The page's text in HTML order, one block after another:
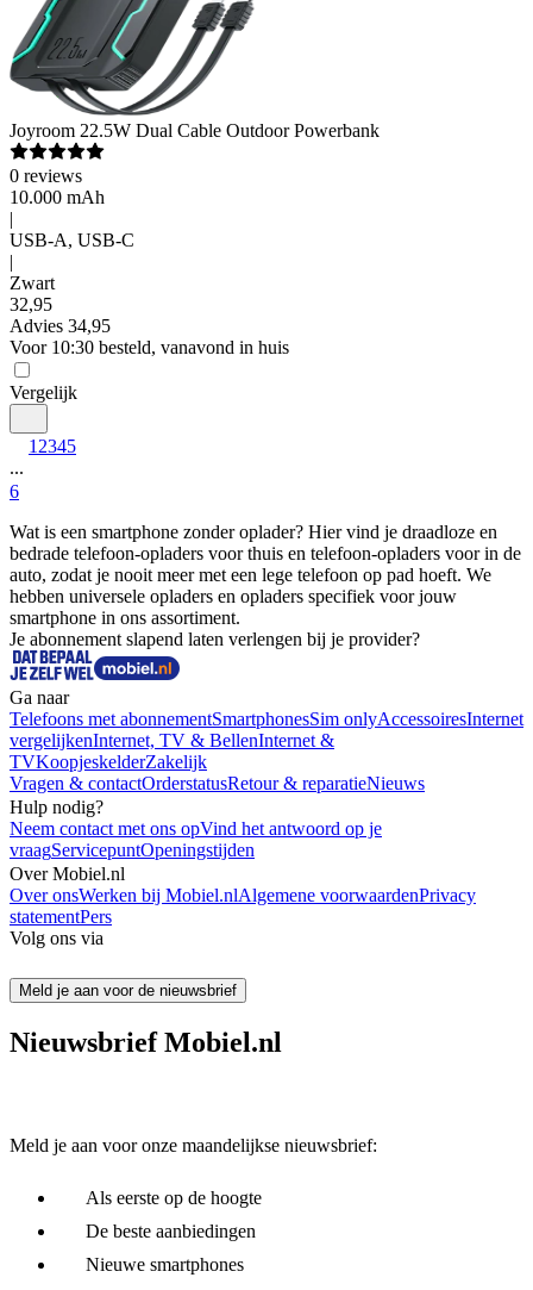
Joyroom 22.5W Dual Cable Outdoor Powerbank
0 reviews
10.000 mAh
|
USB-A, USB-C
|
Zwart
32,95
Advies 34,95
Voor 10:30 besteld, vanavond in huis
Vergelijk
1 2345
...
6
Wat is een smartphone zonder oplader? Hier vind je draadloze en
bedrade telefoon-opladers voor thuis en telefoon-opladers voor in de
auto, zodat je nooit meer met een lege telefoon op pad hoeft. We
hebben universele opladers en opladers specifiek voor jouw
smartphone in ons assortiment.
Je abonnement slapend laten verlengen bij je provider?
Ga naar
Telefoons met abonnementSmartphonesSim onlyAccessoiresInternet
vergelijkenInternet, TV & BellenInternet &
TVKoopjeskelderZakelijk
Vragen & contactOrderstatusRetour & reparatieNieuws
Hulp nodig?
Neem contact met ons opVind het antwoord op je
vraagServicepuntOpeningstijden
Over Mobiel.nl
Over onsWerken bij Mobiel.nlAlgemene voorwaardenPrivacy
statementPers
Volg ons via
Meld je aan voor de nieuwsbrief
Nieuwsbrief Mobiel.nl
Meld je aan voor onze maandelijkse nieuwsbrief:
Als eerste op de hoogte
De beste aanbiedingen
Nieuwe smartphones